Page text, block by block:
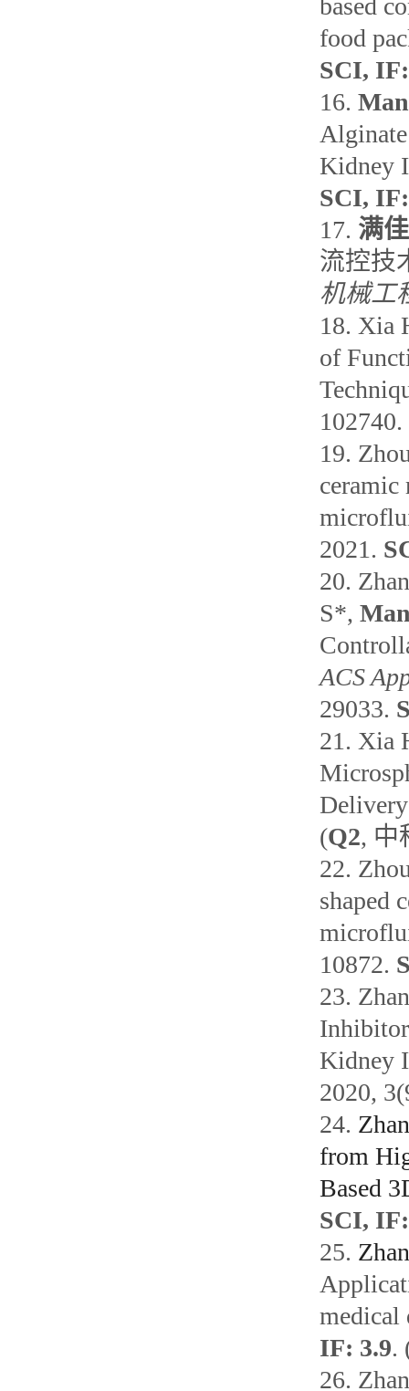
food
SCI,
16.
Kidney
SCI,
17. 满佳
流控技
机械工
18. Xia
of
102740.
19.
ceramic
2021.
20.
S*,
ACS
29033.
21. Xia
(Q2, 中
22.
shaped
10872.
23.
Kidney
2020,
24.
from
Based
SCI,
25.
medical
IF: 3.9.
26.